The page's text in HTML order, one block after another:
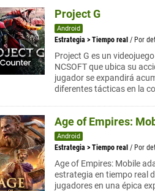
Project G
Android
Estrategia > Tiempo real / Por
Project G es un
NCSOFT que ubica su
jugador se expandirá
diferentes tácticas en la
Age of Empires:
Android
Estrategia > Tiempo real / Por
Age of Empires: Mobile
estrategia en tiempo real
jugadores en una épica